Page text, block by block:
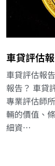
車貸評估
車貸評估報
報告？ 車貸
專業評估師
輛的價值、
細資…